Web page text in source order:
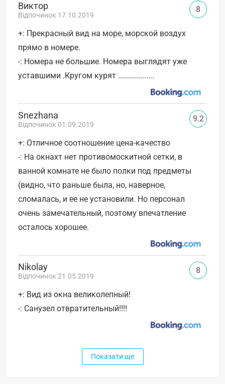
Виктор
Відпочинок 17.10.2019
+: Прекрасный вид на море, морской воздух
прямо в номере.
-: Номера не большие. Номера выглядят уже
уставшими .Кругом курят ..................
8
Snezhana
Відпочинок 01.09.2019
+: Отличное соотношение цена-качество
-: На окнахт нет противомоскитной сетки, в
ванной комнате не было полки под предметы
(видно, что раньше была, но, наверное,
сломалась, и ее не установили. Но персонал
очень замечательный, поэтому впечатление
осталось хорошее.
9.2
Nikolay
Відпочинок 21.05.2019
+: Вид из окна великолепный!
-: Санузел отвратительный!!!!
8
Показати ще